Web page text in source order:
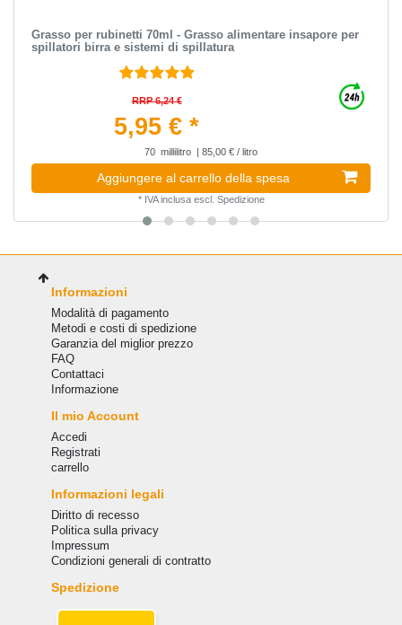
Grasso per rubinetti 70ml - Grasso alimentare insapore per
spillatori birra e sistemi di spillatura
RRP 6,24 €
5,95 € *
70 millilitro | 85,00 € / litro
Aggiungere al carrello della spesa
* IVA inclusaescl. Spedizione
Informazioni
Modalità di pagamento
Metodi e costi di spedizione
Garanzia del miglior prezzo
FAQ
Сontattaci
Informazione
Il mio Account
Accedi
Registrati
carrello
Informazioni legali
Diritto di recesso
Politica sulla privacy
Impressum
Condizioni generali di contratto
Spedizione